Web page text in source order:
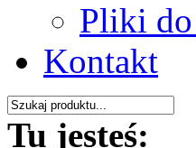
Pliki
Kontakt
Tu jesteś: